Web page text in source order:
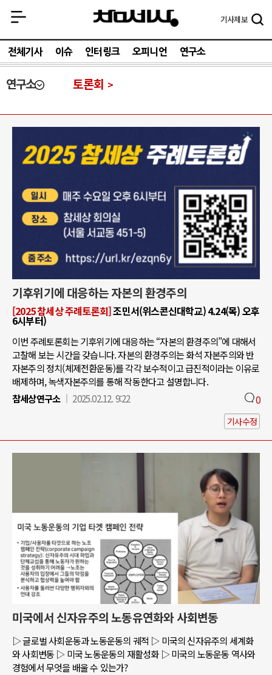
기사제보
전체기사 이슈 인터링크 오피니언 연구소
연구소 토론회
기후위기에 대응하는 자본의 환경주의
[2025 참세상 주례토론회]조민서(위스콘신대학교) 4.24(목) 오후
6시부터)
이번 주례토론회는 기후위기에 대응하는 “자본의 환경주의”에 대해서
고찰해 보는 시간을 갖습니다. 자본의 환경주의는 화석 자본주의와 반
자본주의 정치(체제전환운동)를 각각 보수적이고 급진적이라는 이유로
배제하며, 녹색자본주의를 통해 작동한다고 설명합니다.
참세상연구소
2025.02.12. 9:22 0
기사수정
미국에서 신자유주의 노동유연화와 사회변동
▷ 글로벌 사회운동과 노동운동의 궤적 ▷ 미국의 신자유주의 세계화
와 사회변동 ▷ 미국 노동운동의 재활성화 ▷ 미국의 노동운동 역사와
경험에서 무엇을 배울 수 있는가?